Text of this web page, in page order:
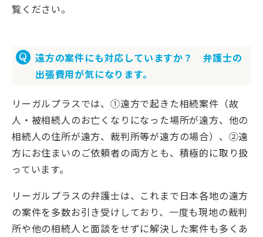
覧ください。
遠方の案件にも対応していますか？ 弁護士の
出張費用が気になります。
リーガルプラスでは、①遠方で起きた相続案件（故
人・被相続人のお亡くなりになった場所が遠方、他の
相続人の住所が遠方、裁判所等が遠方の場合）、②遠
方にお住まいのご依頼者の両方とも、積極的に取り扱
っています。
リーガルプラスの弁護士は、これまで日本各地の遠方
の案件を多数お引き受けしており、一度も現地の裁判
所や他の相続人と面談をせずに解決した案件も多くあ